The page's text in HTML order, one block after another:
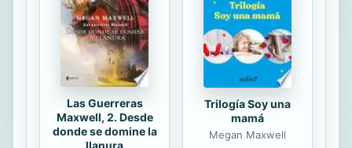
los programas que aparecen en
estas páginas o adapta uno de ellos
a tus propias necesidades y mejora
así tu fuerza,...
Las Guerreras
Maxwell, 2. Desde
donde se domine la
llanura
Trilogía Soy una
mamá
Megan Maxwell